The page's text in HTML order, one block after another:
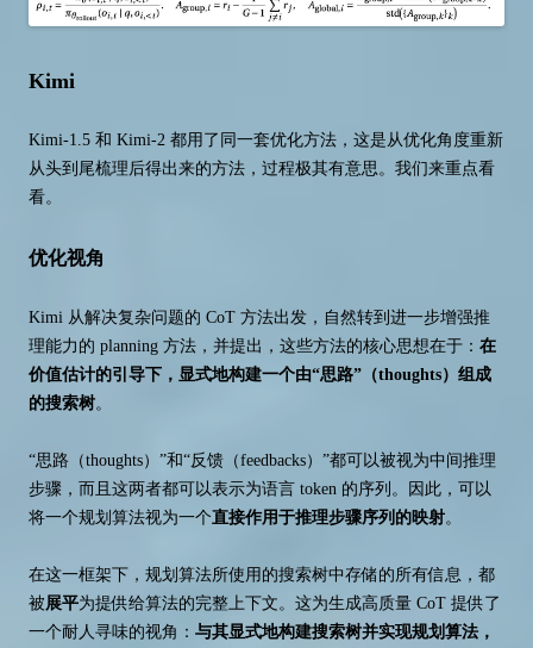
Kimi
Kimi-1.5 和 Kimi-2 都用了同一套优化方法，这是从优化角度重新
从头到尾梳理后得出来的方法，过程极其有意思。我们来重点看
看。
优化视角
Kimi 从解决复杂问题的 CoT 方法出发，自然转到进一步增强推
理能力的 planning 方法，并提出，这些方法的核心思想在于： 在
价值估计的引导下，显式地构建一个由“思路”（thoughts）组成
的搜索树。
“思路（thoughts）”和“反馈（feedbacks）”都可以被视为中间推理
步骤，而且这两者都可以表示为语言 token 的序列。因此，可以
将一个规划算法视为一个直接作用于推理步骤序列的映射。
在这一框架下，规划算法所使用的搜索树中存储的所有信息，都
被 展平为提供给算法的完整上下文。这为生成高质量 CoT 提供了
一个耐人寻味的视角： 与其显式地构建搜索树并实现规划算法，